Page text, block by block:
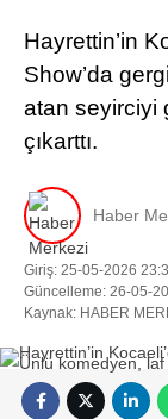
SAĞLIK
Hayrettin’in
Show’da
atan seyirciyi
çıkarttı.
Haber
Giriş: 25-05-2026
Güncelleme: 26-05-
Kaynak: HABER